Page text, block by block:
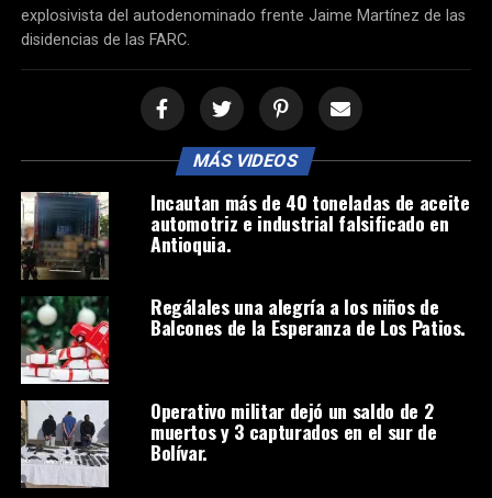
explosivista del autodenominado frente Jaime Martínez de las
disidencias de las FARC.
MÁS VIDEOS
Incautan más de 40 toneladas de aceite
automotriz e industrial falsificado en
Antioquia.
Regálales una alegría a los niños de
Balcones de la Esperanza de Los Patios.
Operativo militar dejó un saldo de 2
muertos y 3 capturados en el sur de
Bolívar.